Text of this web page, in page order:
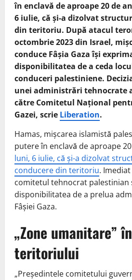
în enclavă de aproape 20 de
6 iulie, că și-a dizolvat
din teritoriu. După atacul
octombrie 2023 din Israel,
conduce Fâșia Gaza își
disponibilitatea de a ceda
conduceri palestiniene.
unei administrări tehnocrate
către Comitetul Național
Gazei, scrie Liberation.
Hamas, mișcarea islamistă
putere în enclavă de aproape
luni, 6 iulie, că și-a dizolvat
conducere din teritoriu.
comitetul tehnocrat palestinian
disponibilitatea de a prelua
Fâșiei Gaza.
„Zone umanitare”
teritoriului
„Președintele comitetului